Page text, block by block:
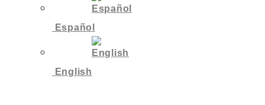
Español
English